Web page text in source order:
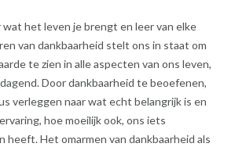
wat het leven je brengt en leer van elke
van dankbaarheid stelt ons in staat om
te zien in alle aspecten van ons leven,
Door dankbaarheid te beoefenen,
verleggen naar wat echt belangrijk is en
hoe moeilijk ook, ons iets
heeft. Het omarmen van dankbaarheid als